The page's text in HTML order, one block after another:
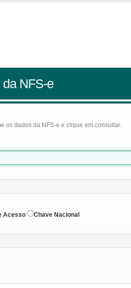
NFS-e
os dados da NFS-e e clique em consultar.
Acesso
Chave Nacional